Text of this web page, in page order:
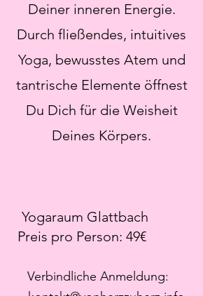
Deiner inneren Energie.
Durch fließendes, intuitives
Yoga, bewusstes Atem und
tantrische Elemente öffnest
Du Dich für die Weisheit
Deines Körpers.
Yogaraum Glattbach
​Preis pro Person: 49€
Verbindliche Anmeldung: